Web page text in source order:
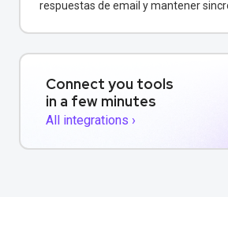
respuestas de email y mantener
Connect you tools
in a few minutes
All integrations ›